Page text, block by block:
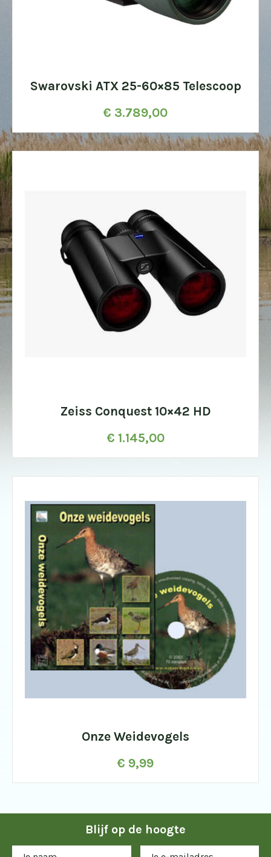
Swarovski ATX 25-60×85 Telescoop
€ 3.789,00
Zeiss Conquest 10×42 HD
€ 1.145,00
Onze Weidevogels
€ 9,99
Blijf op de hoogte